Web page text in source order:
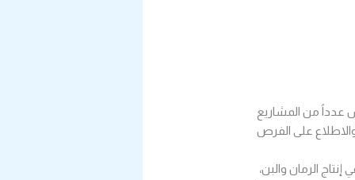
عدداً من المشاريع
والاطلاع على الفرص
الرمان والبن،